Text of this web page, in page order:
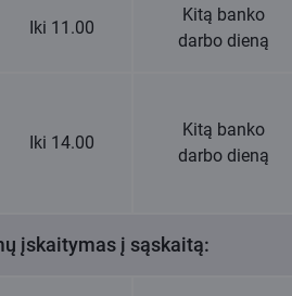
Iki 11.00
Kitą banko
darbo dieną
Iki 14.00
Kitą banko
darbo dieną
įskaitymas į sąskaitą: